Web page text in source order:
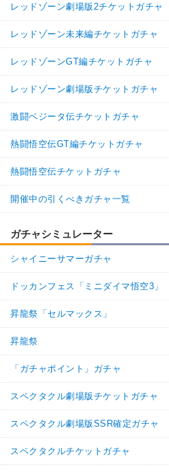
レッドゾーン劇場版2チケットガチャ
レッドゾーン未来編チケットガチャ
レッドゾーンGT編チケットガチャ
レッドゾーン劇場版チケットガチャ
激闘ベジータ伝チケットガチャ
熱闘悟空伝GT編チケットガチャ
熱闘悟空伝チケットガチャ
開催中の引くべきガチャ一覧
ガチャシミュレーター
シャイニーサマーガチャ
ドッカンフェス「ミニダイマ悟空3」
昇龍祭「セルマックス」
昇龍祭
「ガチャポイント」ガチャ
スペクタクル劇場版チケットガチャ
スペクタクル劇場版SSR確定ガチャ
スペクタクルチケットガチャ